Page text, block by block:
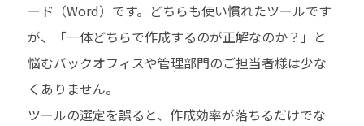
ード（Word）です。どちらも使い慣れたツールです
が、「一体どちらで作成するのが正解なのか？」と
悩むバックオフィスや管理部門のご担当者様は少な
くありません。
ツールの選定を誤ると、作成効率が落ちるだけでな